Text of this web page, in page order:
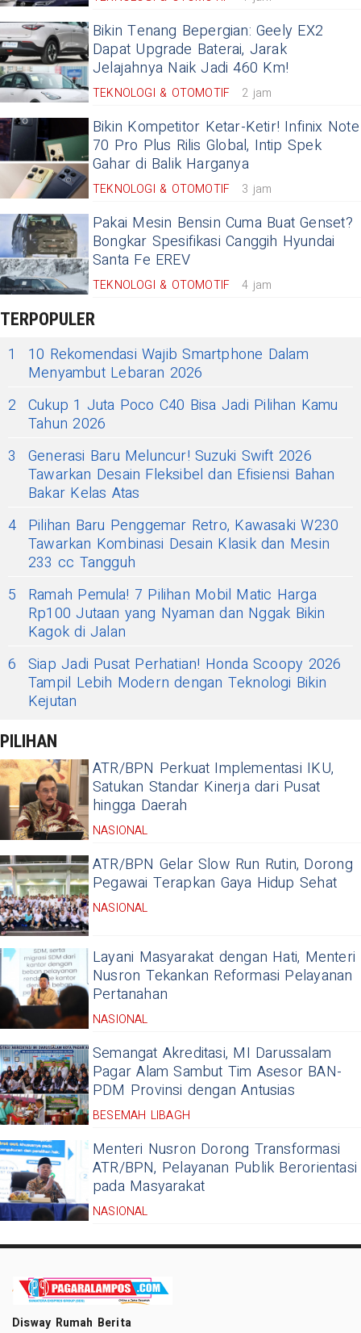
Bikin Tenang Bepergian: Geely EX2
Dapat Upgrade Baterai, Jarak
Jelajahnya Naik Jadi 460 Km!
TEKNOLOGI & OTOMOTIF 2 jam
Bikin Kompetitor Ketar-Ketir! Infinix Note
70 Pro Plus Rilis Global, Intip Spek
Gahar di Balik Harganya
TEKNOLOGI & OTOMOTIF 3 jam
Pakai Mesin Bensin Cuma Buat Genset?
Bongkar Spesifikasi Canggih Hyundai
Santa Fe EREV
TEKNOLOGI & OTOMOTIF 4 jam
TERPOPULER
1
10 Rekomendasi Wajib Smartphone Dalam
Menyambut Lebaran 2026
2 Cukup 1 Juta Poco C40 Bisa Jadi Pilihan Kamu
Tahun 2026
3
Generasi Baru Meluncur! Suzuki Swift 2026
Tawarkan Desain Fleksibel dan Efisiensi Bahan
Bakar Kelas Atas
4 Pilihan Baru Penggemar Retro, Kawasaki W230
Tawarkan Kombinasi Desain Klasik dan Mesin
233 cc Tangguh
5
Ramah Pemula! 7 Pilihan Mobil Matic Harga
Rp100 Jutaan yang Nyaman dan Nggak Bikin
Kagok di Jalan
6 Siap Jadi Pusat Perhatian! Honda Scoopy 2026
Tampil Lebih Modern dengan Teknologi Bikin
Kejutan
PILIHAN
ATR/BPN Perkuat Implementasi IKU,
Satukan Standar Kinerja dari Pusat
hingga Daerah
NASIONAL
ATR/BPN Gelar Slow Run Rutin, Dorong
Pegawai Terapkan Gaya Hidup Sehat
NASIONAL
Layani Masyarakat dengan Hati, Menteri
Nusron Tekankan Reformasi Pelayanan
Pertanahan
NASIONAL
Semangat Akreditasi, MI Darussalam
Pagar Alam Sambut Tim Asesor BAN-
PDM Provinsi dengan Antusias
BESEMAH LIBAGH
Menteri Nusron Dorong Transformasi
ATR/BPN, Pelayanan Publik Berorientasi
pada Masyarakat
NASIONAL
Disway Rumah Berita